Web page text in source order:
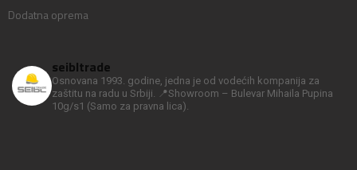
Dodatna oprema
seibltrade
Osnovana 1993. godine, jedna je od vodećih kompanija za
zaštitu na radu u Srbiji.
📍Showroom – Bulevar Mihaila Pupina
10g/s1 (Samo za pravna lica).